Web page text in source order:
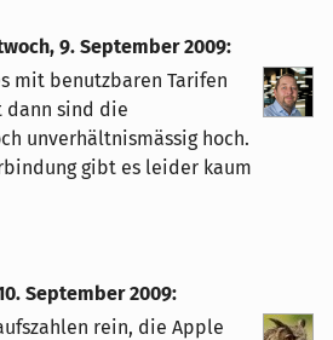
9. September 2009:
mit benutzbaren Tarifen
dann sind die
unverhältnismässig hoch.
gibt es leider kaum
September 2009:
rein, die Apple